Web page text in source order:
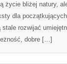
życie bliżej natury,
dla
rozwijać
dobre […]